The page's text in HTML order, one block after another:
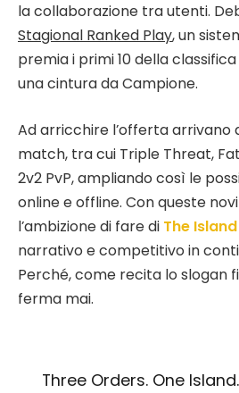
la collaborazione tra utenti.
Stagional Ranked Play, un
premia i primi 10 della
una cintura da Campione.
Ad arricchire l’offerta arrivano
match, tra cui Triple Threat,
2v2 PvP, ampliando così le
online e offline. Con queste
l’ambizione di fare di The Island
narrativo e competitivo in
Perché, come recita lo slogan
ferma mai.
Three Orders. One